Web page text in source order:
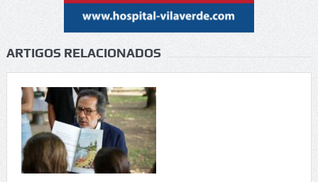
ARTIGOS RELACIONADOS